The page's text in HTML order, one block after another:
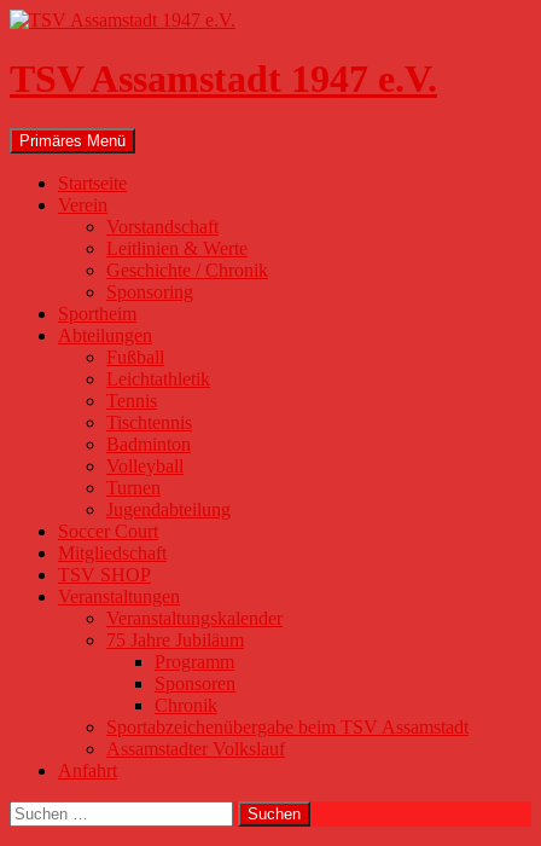
Zum
springen
TSV Assamstadt 1947 e.V.
Suchen
Primäres Menü
Startseite
Verein
Vorstandschaft
Leitlinien & Werte
Geschichte / Chronik
Sponsoring
Sportheim
Abteilungen
Fußball
Leichtathletik
Tennis
Tischtennis
Badminton
Volleyball
Turnen
Jugendabteilung
Soccer Court
Mitgliedschaft
TSV SHOP
Veranstaltungen
Veranstaltungskalender
75 Jahre Jubiläum
Programm
Sponsoren
Chronik
Sportabzeichenübergabe beim TSV Assamstadt
Assamstadter Volkslauf
Anfahrt
Suchen
nach: